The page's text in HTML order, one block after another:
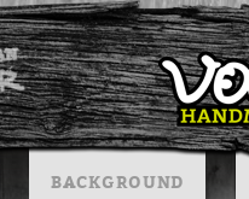
BACKGROUND